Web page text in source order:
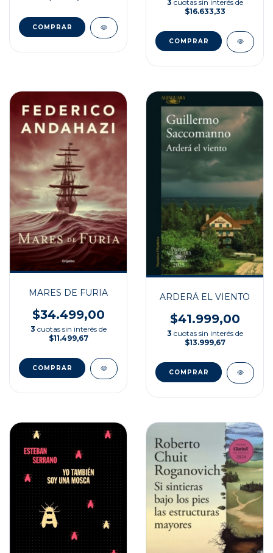
3 cuotas sin interés de
$16.633,33
MARES DE FURIA
$34.499,00
3 cuotas sin interés de
$11.499,67
ARDERÁ EL VIENTO
$41.999,00
3 cuotas sin interés de
$13.999,67